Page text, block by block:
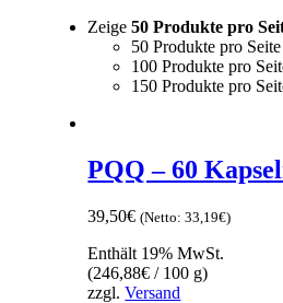
Zeige50 Produkte pro
50 Produkte pro Seite
100 Produkte pro
150 Produkte pro
PQQ – 60
39,50€ (Netto:33,19€)
Enthält 19% MwSt.
(246,88€ / 100 g)
zzgl.Versand